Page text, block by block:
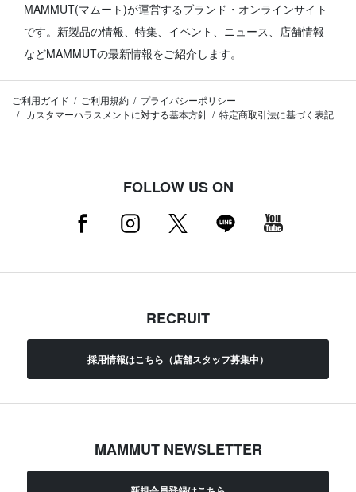
MAMMUT(マムート)が運営するブランド・オンラインサイト
です。 新製品の情報、特集、イベント、ニュース、店舗情報
などMAMMUTの最新情報をご紹介します。
ご利用ガイド ご利用規約
プライバシーポリシー
カスタマーハラスメントに対する基本方針
特定商取引法に基づく表記
FOLLOW US ON
RECRUIT
採用情報はこちら（店舗スタッフ募集中）
MAMMUT NEWSLETTER